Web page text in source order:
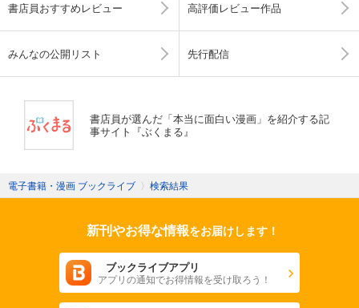
書店員おすすめレビュー 高評価レビュー作品
みんなの公開リスト 先行配信
書店員が選んだ「本当に面白い漫画」を紹介する記
事サイト『ぶくまる』
電子書籍・漫画 ブックライブ 〉 検索結果
新刊やお得な情報をお届けします！
ブックライブアプリ
アプリの通知でお得情報を受け取ろう！